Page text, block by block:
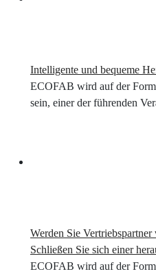
Intelligente und bequeme
ECOFAB wird auf der
sein, einer der führenden
Werden Sie
Schließen Sie sich einer
ECOFAB wird auf der